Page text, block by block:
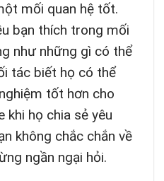
mối quan hệ tốt.
bạn thích trong mối
như những gì có thể
tác biết họ có thể
tốt hơn cho
khi họ chia sẻ yêu
không chắc chắn về
ngần ngại hỏi.